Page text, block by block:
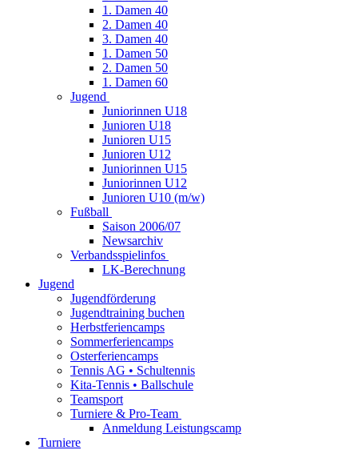
1. Damen 40
2. Damen 40
3. Damen 40
1. Damen 50
2. Damen 50
1. Damen 60
Jugend
Juniorinnen U18
Junioren U18
Junioren U15
Junioren U12
Juniorinnen U15
Juniorinnen U12
Junioren U10 (m/w)
Fußball
Saison 2006/07
Newsarchiv
Verbandsspielinfos
LK-Berechnung
Jugend
Jugendförderung
Jugendtraining buchen
Herbstferiencamps
Sommerferiencamps
Osterferiencamps
Tennis AG • Schultennis
Kita-Tennis • Ballschule
Teamsport
Turniere & Pro-Team
Anmeldung Leistungscamp
Turniere